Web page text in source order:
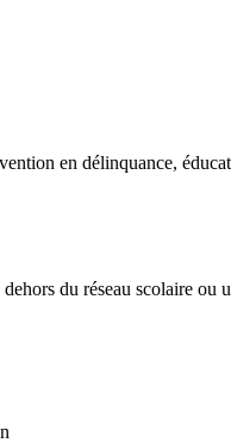
en délinquance,
du réseau scolaire ou